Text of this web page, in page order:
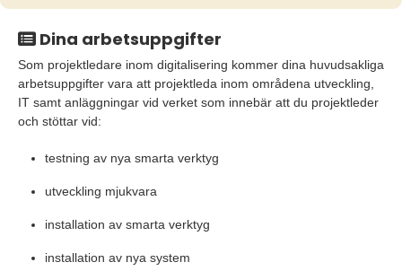
Dina arbetsuppgifter
Som projektledare inom digitalisering kommer dina huvudsakliga
arbetsuppgifter vara att projektleda inom områdena utveckling,
IT samt anläggningar vid verket som innebär att du projektleder
och stöttar vid:
testning av nya smarta verktyg
utveckling mjukvara
installation av smarta verktyg
installation av nya system